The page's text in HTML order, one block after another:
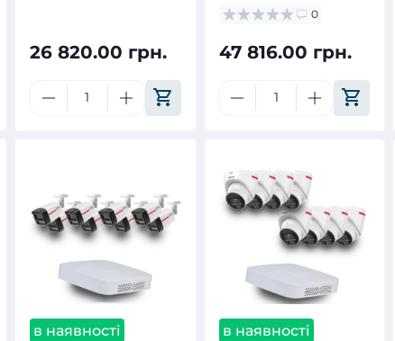
26 820.00 грн.
0
47 816.00 грн.
в наявності
в наявності